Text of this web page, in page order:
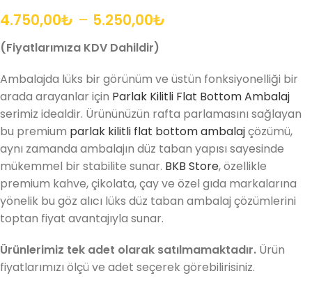
4.750,00₺ – 5.250,00₺
(Fiyatlarımıza KDV Dahildir)
Ambalajda lüks bir görünüm ve üstün fonksiyonelliği bir
arada arayanlar için Parlak Kilitli Flat Bottom Ambalaj
serimiz idealdir. Ürününüzün rafta parlamasını sağlayan
bu premium parlak kilitli flat bottom ambalajçözümü,
aynı zamanda ambalajın düz taban yapısı sayesinde
mükemmel bir stabilite sunar. BKB Store, özellikle
premium kahve, çikolata, çay ve özel gıda markalarına
yönelik bu göz alıcı lüks düz taban ambalaj çözümlerini
toptan fiyat avantajıyla sunar.
Ürünlerimiz tek adet olarak satılmamaktadır. Ürün
fiyatlarımızı ölçü ve adet seçerek görebilirisiniz.